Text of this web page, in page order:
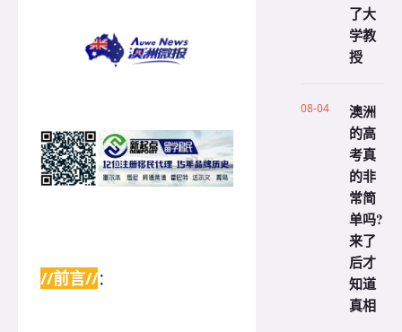
//前言//：
了大
学教
授
08-04
澳洲
的高
考真
的非
常简
单吗?
来了
后才
知道
真相